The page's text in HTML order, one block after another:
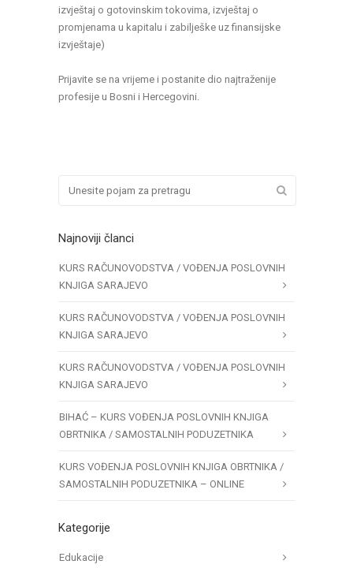
izvještaj o gotovinskim tokovima, izvještaj o
promjenama u kapitalu i zabilješke uz finansijske
izvještaje)
Prijavite se na vrijeme i postanite dio najtraženije
profesije u Bosni i Hercegovini.
Najnoviji članci
KURS RAČUNOVODSTVA / VOĐENJA POSLOVNIH
KNJIGA SARAJEVO
KURS RAČUNOVODSTVA / VOĐENJA POSLOVNIH
KNJIGA SARAJEVO
KURS RAČUNOVODSTVA / VOĐENJA POSLOVNIH
KNJIGA SARAJEVO
BIHAĆ – KURS VOĐENJA POSLOVNIH KNJIGA
OBRTNIKA / SAMOSTALNIH PODUZETNIKA
KURS VOĐENJA POSLOVNIH KNJIGA OBRTNIKA /
SAMOSTALNIH PODUZETNIKA – ONLINE
Kategorije
Edukacije